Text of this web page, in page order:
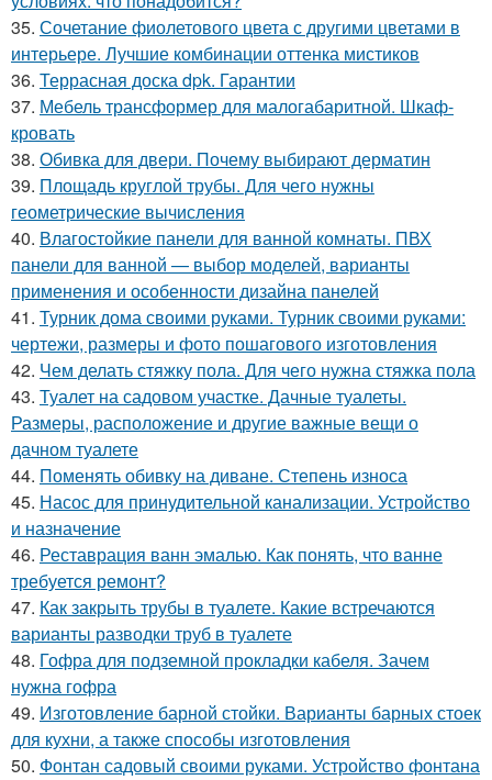
35. Сочетание фиолетового цвета с другими цветами в
интерьере. Лучшие комбинации оттенка мистиков
36. Террасная доска dpk. Гарантии
37. Мебель трансформер для малогабаритной. Шкаф-
кровать
38. Обивка для двери. Почему выбирают дерматин
39. Площадь круглой трубы. Для чего нужны
геометрические вычисления
40. Влагостойкие панели для ванной комнаты. ПВХ
панели для ванной — выбор моделей, варианты
применения и особенности дизайна панелей
41. Турник дома своими руками. Турник своими руками:
чертежи, размеры и фото пошагового изготовления
42. Чем делать стяжку пола. Для чего нужна стяжка пола
43. Туалет на садовом участке. Дачные туалеты.
Размеры, расположение и другие важные вещи о
дачном туалете
44. Поменять обивку на диване. Степень износа
45. Насос для принудительной канализации. Устройство
и назначение
46. Реставрация ванн эмалью. Как понять, что ванне
требуется ремонт?
47. Как закрыть трубы в туалете. Какие встречаются
варианты разводки труб в туалете
48. Гофра для подземной прокладки кабеля. Зачем
нужна гофра
49. Изготовление барной стойки. Варианты барных стоек
для кухни, а также способы изготовления
50. Фонтан садовый своими руками. Устройство фонтана